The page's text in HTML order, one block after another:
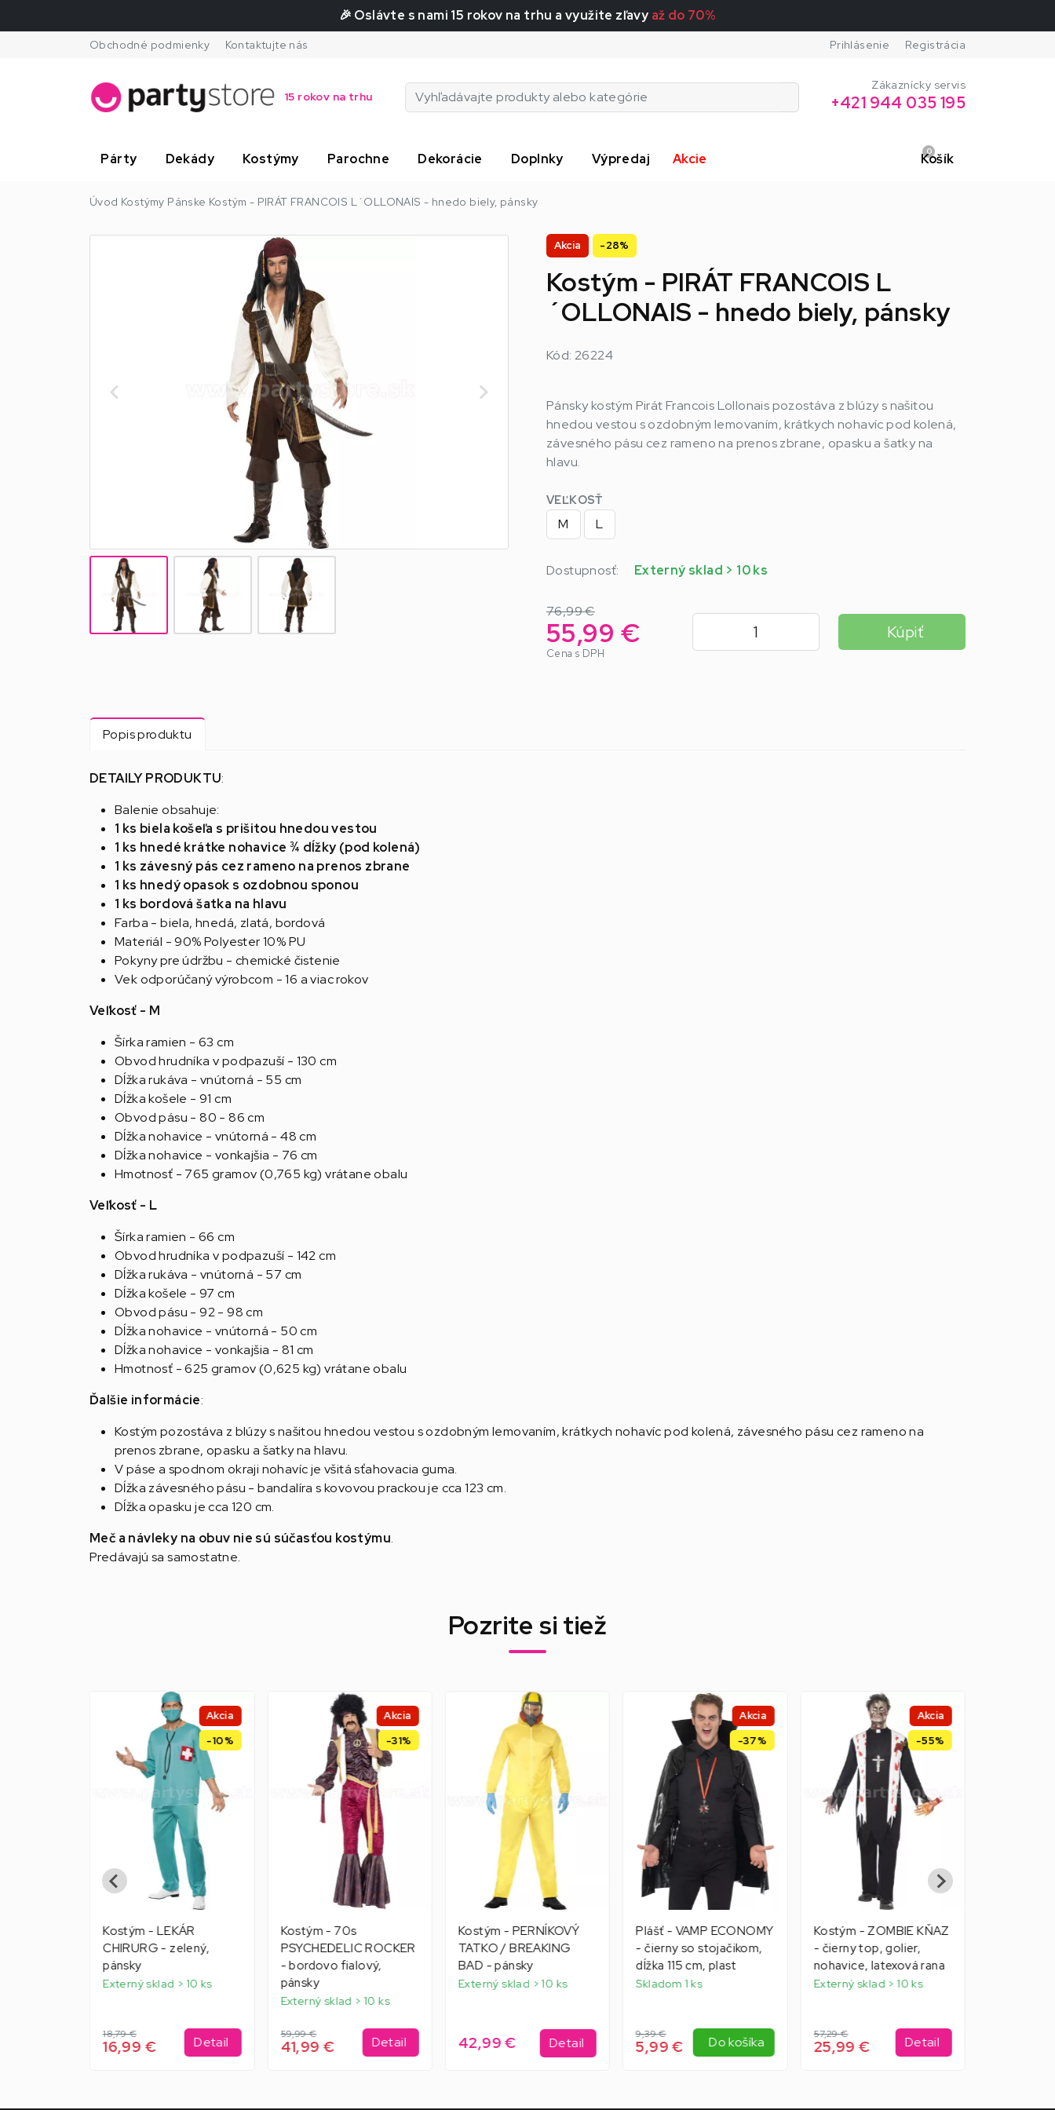
🎉 Oslávte s nami 15 rokov na trhu a využite zľavy až do 70%
Obchodné podmienky Kontaktujte nás Prihlásenie Registrácia
15 rokov na trhu
Zákaznícky servis
+421 944 035 195
Párty Dekády Kostýmy Parochne Dekorácie Doplnky Výpredaj Akcie 0
Košík
Úvod Kostýmy Pánske Kostým - PIRÁT FRANCOIS L´OLLONAIS - hnedo biely, pánsky
Akcia -28%
Kostým - PIRÁT FRANCOIS L
´OLLONAIS - hnedo biely, pánsky
Kód: 26224
Pánsky kostým Pirát Francois Lollonais pozostáva z blúzy s našitou
hnedou vestou s ozdobným lemovaním, krátkych nohavíc pod kolená,
závesného pásu cez rameno na prenos zbrane, opasku a šatky na
hlavu.
VEĽKOSŤ
M L
Dostupnosť: Externý sklad > 10 ks
76,99 €
55,99 €
Cena s DPH
Kúpiť
Popis produktu
DETAILY PRODUKTU:
Balenie obsahuje:
1 ks biela košeľa s prišitou hnedou vestou
1 ks hnedé krátke nohavice ¾ dĺžky (pod kolená)
1 ks závesný pás cez rameno na prenos zbrane
1 ks hnedý opasok s ozdobnou sponou
1 ks bordová šatka na hlavu
Farba - biela, hnedá, zlatá, bordová
Materiál - 90% Polyester 10% PU
Pokyny pre údržbu - chemické čistenie
Vek odporúčaný výrobcom - 16 a viac rokov
Veľkosť - M
Šírka ramien - 63 cm
Obvod hrudníka v podpazuší - 130 cm
Dĺžka rukáva - vnútorná - 55 cm
Dĺžka košele - 91 cm
Obvod pásu - 80 - 86 cm
Dĺžka nohavice - vnútorná - 48 cm
Dĺžka nohavice - vonkajšia - 76 cm
Hmotnosť - 765 gramov (0,765 kg) vrátane obalu
Veľkosť - L
Šírka ramien - 66 cm
Obvod hrudníka v podpazuší - 142 cm
Dĺžka rukáva - vnútorná - 57 cm
Dĺžka košele - 97 cm
Obvod pásu - 92 - 98 cm
Dĺžka nohavice - vnútorná - 50 cm
Dĺžka nohavice - vonkajšia - 81 cm
Hmotnosť - 625 gramov (0,625 kg) vrátane obalu
Ďalšie informácie:
Kostým pozostáva z blúzy s našitou hnedou vestou s ozdobným lemovaním, krátkych nohavíc pod kolená, závesného pásu cez rameno na
prenos zbrane, opasku a šatky na hlavu.
V páse a spodnom okraji nohavíc je všitá sťahovacia guma.
Dĺžka závesného pásu - bandalíra s kovovou prackou je cca 123 cm.
Dĺžka opasku je cca 120 cm.
Meč a návleky na obuv nie sú súčasťou kostýmu.
Predávajú sa samostatne.
Pozrite si tiež
Akcia
-10%
Kostým - LEKÁR
CHIRURG - zelený,
pánsky
Externý sklad > 10 ks
18,79 €
16,99 € Detail
Akcia
-31%
Kostým - 70s
PSYCHEDELIC ROCKER
- bordovo fialový,
pánsky
Externý sklad > 10 ks
59,99 €
41,99 € Detail
Kostým - PERNÍKOVÝ
TATKO / BREAKING
BAD - pánsky
Externý sklad > 10 ks
42,99 € Detail
Akcia
-37%
Plášť - VAMP ECONOMY
- čierny so stojačikom,
dĺžka 115 cm, plast
Skladom 1 ks
9,39 €
5,99 € Do košíka
Akcia
-55%
Kostým - ZOMBIE KŇAZ
- čierny top, golier,
nohavice, latexová rana
Externý sklad > 10 ks
57,29 €
25,99 € Detail